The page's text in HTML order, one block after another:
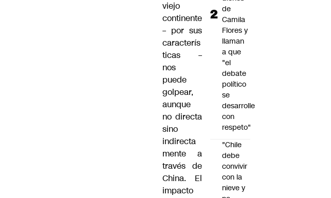
viejo
continente
– por sus
caracterís
ticas –
nos
puede
golpear,
aunque
no directa
sino
indirecta
mente a
través de
China. El
impacto
de
Camila
Flores y
llaman
a que
"el
debate
político
se
desarrolle
con
respeto"
"Chile
debe
convivir
con la
nieve y